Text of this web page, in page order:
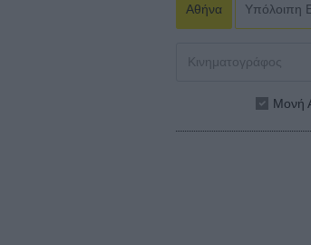
Αθήνα Υπόλοιπη
Μονή